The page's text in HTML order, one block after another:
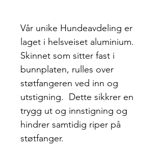
Vår unike Hundeavdeling er
laget i helsveiset aluminium.
Skinnet som sitter fast i
bunnplaten, rulles over
støtfangeren ved inn og
utstigning. Dette sikkrer en
trygg ut og innstigning og
hindrer samtidig riper på
støtfanger.